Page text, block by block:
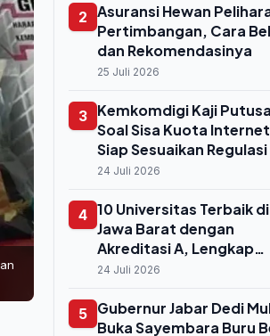
Digelar
2
Asuransi Hewan
Pertimbangan, Cara
dan Rekomendasinya
25 Juli 2026
3 Kemkomdigi Kaji
Soal Sisa Kuota
Siap Sesuaikan Regulasi
24 Juli 2026
4 10 Universitas Terbaik di
Jawa Barat dengan
Akreditasi A, Lengkap
dengan Jurusan
24 Juli 2026
5 Gubernur Jabar Dedi
Buka Sayembara Buru